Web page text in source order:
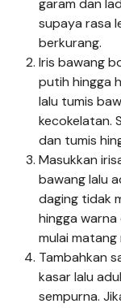
garam dan
supaya rasa
berkurang.
Iris bawang
putih hingga
lalu tumis
kecokelatan.
dan tumis
Masukkan
bawang lalu
daging tidak
hingga
mulai matang
Tambahkan
kasar lalu
sempurna.